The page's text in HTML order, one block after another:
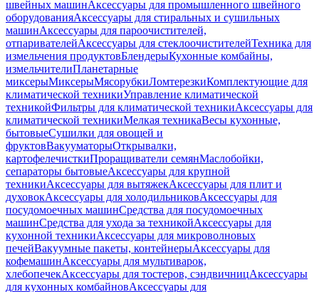
швейных машинАксессуары для промышленного швейного
оборудованияАксессуары для стиральных и сушильных
машинАксессуары для пароочистителей,
отпаривателейАксессуары для стеклоочистителейТехника для
измельчения продуктовБлендерыКухонные комбайны,
измельчителиПланетарные
миксерыМиксерыМясорубкиЛомтерезкиКомплектующие для
климатической техникиУправление климатической
техникойФильтры для климатической техникиАксессуары для
климатической техникиМелкая техникаВесы кухонные,
бытовыеСушилки для овощей и
фруктовВакууматорыОткрывалки,
картофелечисткиПроращиватели семянМаслобойки,
сепараторы бытовыеАксессуары для крупной
техникиАксессуары для вытяжекАксессуары для плит и
духовокАксессуары для холодильниковАксессуары для
посудомоечных машинСредства для посудомоечных
машинСредства для ухода за техникойАксессуары для
кухонной техникиАксессуары для микроволновых
печейВакуумные пакеты, контейнерыАксессуары для
кофемашинАксессуары для мультиварок,
хлебопечекАксессуары для тостеров, сэндвичницАксессуары
для кухонных комбайновАксессуары для